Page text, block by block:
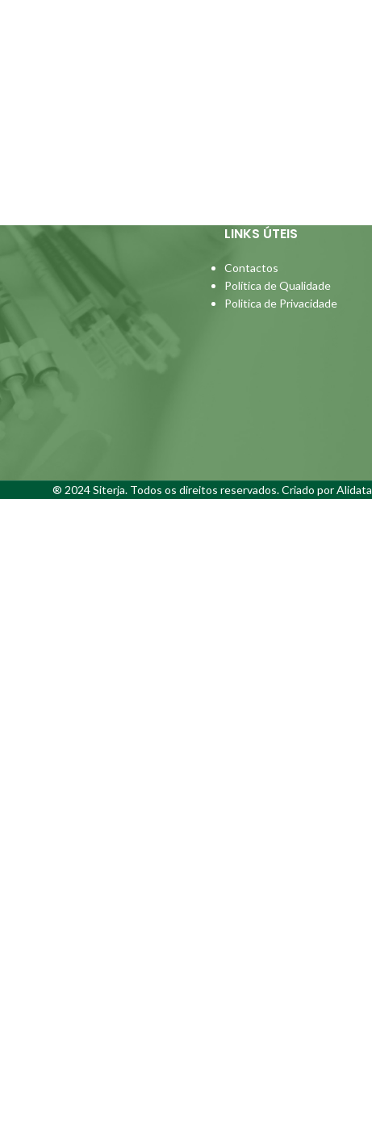
LINKS ÚTEIS
Contactos
Política de Qualidade
Politica de Privacidade
® 2024 Siterja. Todos os direitos reservados. Criado porAlidata